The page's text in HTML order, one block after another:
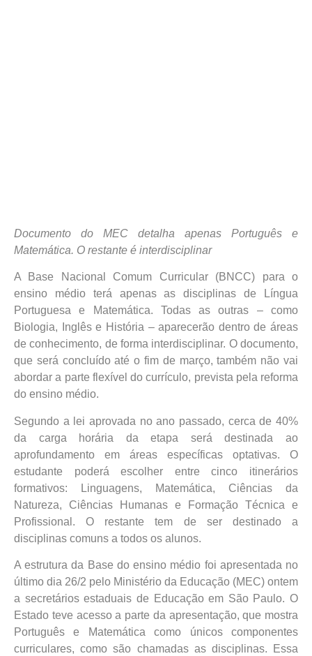
Documento do MEC detalha apenas Português e
Matemática. O restante é interdisciplinar
A Base Nacional Comum Curricular (BNCC) para o
ensino médio terá apenas as disciplinas de Língua
Portuguesa e Matemática. Todas as outras – como
Biologia, Inglês e História – aparecerão dentro de áreas
de conhecimento, de forma interdisciplinar. O documento,
que será concluído até o fim de março, também não vai
abordar a parte flexível do currículo, prevista pela reforma
do ensino médio.
Segundo a lei aprovada no ano passado, cerca de 40%
da carga horária da etapa será destinada ao
aprofundamento em áreas específicas optativas. O
estudante poderá escolher entre cinco itinerários
formativos: Linguagens, Matemática, Ciências da
Natureza, Ciências Humanas e Formação Técnica e
Profissional. O restante tem de ser destinado a
disciplinas comuns a todos os alunos.
A estrutura da Base do ensino médio foi apresentada no
último dia 26/2 pelo Ministério da Educação (MEC) ontem
a secretários estaduais de Educação em São Paulo. O
Estado teve acesso a parte da apresentação, que mostra
Português e Matemática como únicos componentes
curriculares, como são chamadas as disciplinas. Essa